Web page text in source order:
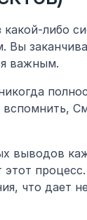
какой-либо
важным.
выводов
процесс.
что дает